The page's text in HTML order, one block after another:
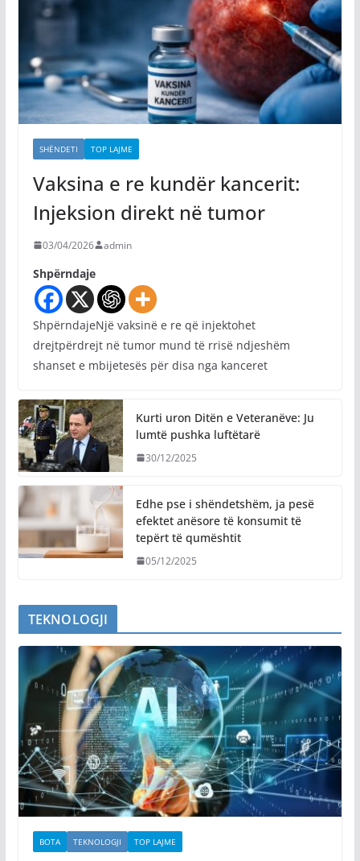
SHËNDETI TOP LAJME
Vaksina e re kundër kancerit:
Injeksion direkt në tumor
03/04/2026 admin
Shpërndaje
ShpërndajeNjë vaksinë e re që injektohet
drejtpërdrejt në tumor mund të rrisë ndjeshëm
shanset e mbijetesës për disa nga kanceret
Kurti uron Ditën e Veteranëve: Ju
lumtë pushka luftëtarë
30/12/2025
Edhe pse i shëndetshëm, ja pesë
efektet anësore të konsumit të
tepërt të qumështit
05/12/2025
TEKNOLOGJI
BOTA TEKNOLOGJI TOP LAJME